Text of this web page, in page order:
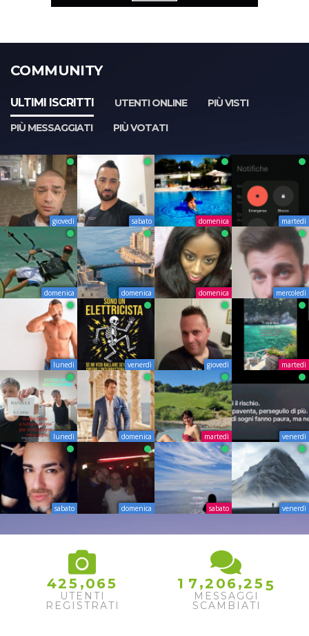
COMMUNITY
ULTIMI ISCRITTI UTENTI ONLINE
PIÙ VISTI
PIÙ MESSAGGIATI
PIÙ VOTATI
giovedì sabato domenica martedì
domenica domenica domenica mercoledì
lunedì venerdì giovedì martedì
lunedì domenica martedì venerdì
sabato domenica sabato venerdì
425 ,065
UTENTI
REGISTRATI
1 7 ,2 06,25 5
MESSAGGI
SCAMBIATI